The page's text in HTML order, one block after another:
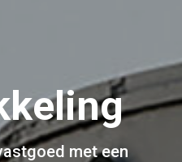
met een